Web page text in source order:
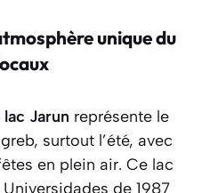
unique du
lac Jarun représente le
surtout l’été, avec
en plein air. Ce lac
de 1987